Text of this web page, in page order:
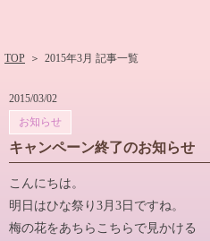
TOP ＞ 2015年3月 記事一覧
2015/03/02
お知らせ
キャンペーン終了のお知らせ
こんにちは。
明日はひな祭り3月3日ですね。
梅の花をあちらこちらで見かける